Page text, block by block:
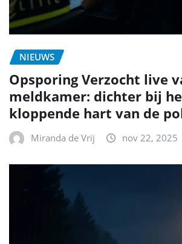
NIEUWS
Opsporing Verzocht live
meldkamer: dichter bij
kloppende hart van de
Miranda de Vrij nov 22, 2025